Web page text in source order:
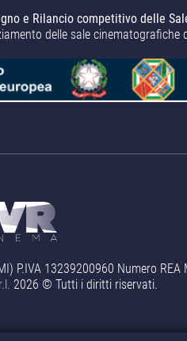
e Rilancio competitivo delle
delle sale cinematografiche
P.IVA 13239200960 Numero
2026 © Tutti i diritti riservati.